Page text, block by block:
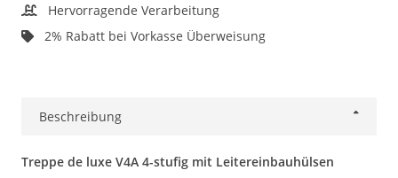
Hervorragende Verarbeitung
2% Rabatt bei Vorkasse Überweisung
Beschreibung
Treppe de luxe V4A 4-stufig mit Leitereinbauhülsen